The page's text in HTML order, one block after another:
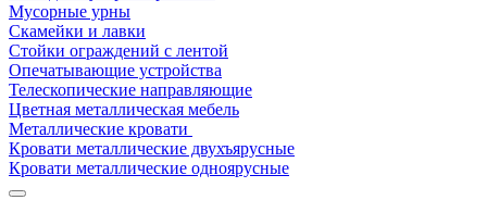
Мусорные урны
Скамейки и лавки
Стойки ограждений с лентой
Опечатывающие устройства
Телескопические направляющие
Цветная металлическая мебель
Металлические кровати
Кровати металлические двухъярусные
Кровати металлические одноярусные